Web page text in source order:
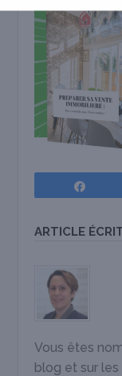
ARTICLE
Vous êtes
blog et sur les